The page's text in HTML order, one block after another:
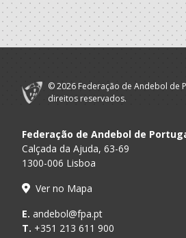
© 2026 Federação de Andebol de
direitos reservados.
Federação de Andebol de
Calçada da Ajuda, 63-69
1300-006 Lisboa
Ver no Mapa
E. andebol@fpa.pt
T. +351 213 611 900